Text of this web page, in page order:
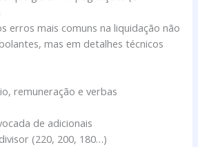
erros mais comuns na liquidação não
mas em detalhes técnicos
remuneração e verbas
de adicionais
(220, 200, 180…)